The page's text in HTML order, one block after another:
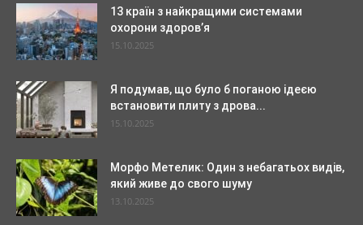
13 країн з найкращими системами
охорони здоров’я
15.10.2025
Я подумав, що було б поганою ідеєю
встановити плиту з дрова...
15.10.2025
Морфо Метелик: Один з небагатьох видів,
який живе до свого шуму
13.10.2025